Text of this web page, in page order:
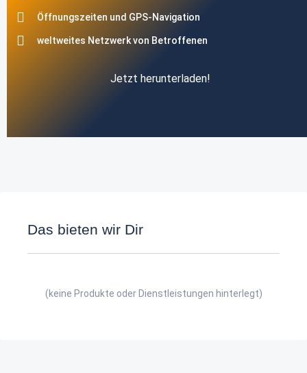
Öffnungszeiten und GPS-Navigation
weltweites Netzwerk von Betroffenen
Jetzt herunterladen!
Das bieten wir Dir
(keine Produkte oder Dienstleistungen hinterlegt)